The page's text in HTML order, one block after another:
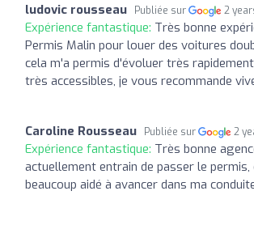
ludovic rousseau Publiée sur 2
Expérience fantastique: Très bonne
Permis Malin pour louer des voitures
cela m'a permis d'évoluer très
très accessibles, je vous recommande
Caroline Rousseau Publiée sur 2
Expérience fantastique: Très bonne
actuellement entrain de passer le permis,
beaucoup aidé à avancer dans ma